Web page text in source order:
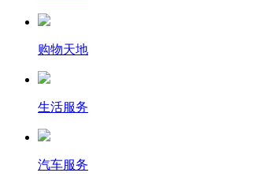
购物天地
生活服务
汽车服务